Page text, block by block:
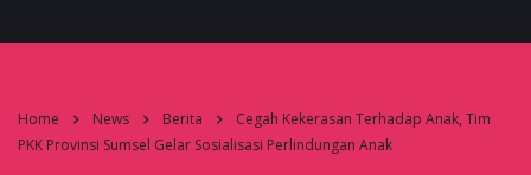
Home News Berita
Cegah Kekerasan Terhadap Anak, Tim
PKK Provinsi Sumsel Gelar Sosialisasi Perlindungan Anak